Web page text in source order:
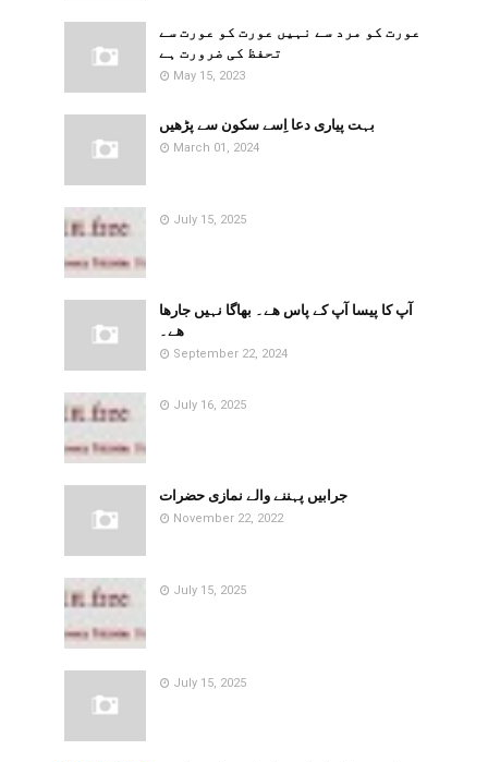
​​عورت کو مرد سے نہیں عورت کو عورت سے
تحفظ کی ضرورت ہے
May 15, 2023
بہت پیاری دعا اِسے سکون سے پڑھیں
March 01, 2024
July 15, 2025
آپ کا پیسا آپ کے پاس ھے۔ بھاگا نہیں جارھا
ھے۔
September 22, 2024
July 16, 2025
جرابیں پہننے والے نمازی حضرات
November 22, 2022
July 15, 2025
July 15, 2025